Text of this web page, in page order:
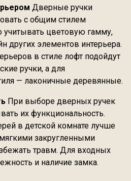
Дверные ручки
с общим стилем
цветовую гамму,
других элементов интерьера.
в стиле лофт подойдут
ручки, а для
— лаконичные деревянные.
При выборе дверных ручек
их функциональность.
в детской комнате лучше
закругленными
травм. Для входных
и наличие замка.